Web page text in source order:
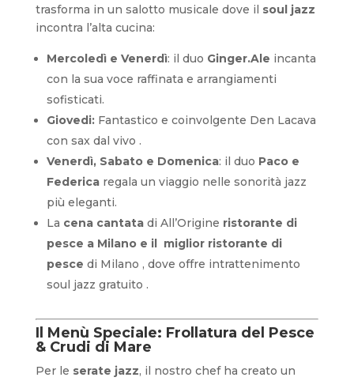
trasforma in un salotto musicale dove il soul jazz
incontra l’alta cucina:
Mercoledì e Venerdì: il duo Ginger.Ale incanta
con la sua voce raffinata e arrangiamenti
sofisticati.
Giovedi: Fantastico e coinvolgente Den Lacava
con sax dal vivo .
Venerdì, Sabato e Domenica: il duo Paco e
Federicaregala un viaggio nelle sonorità jazz
più eleganti.
La cena cantatadi All’Origine ristorante di
pesce a Milano e il miglior ristorante di
pesce di Milano , dove offre intrattenimento
soul jazz gratuito .
Il Menù Speciale: Frollatura del Pesce
& Crudi di Mare
Per le serate jazz, il nostro chef ha creato un